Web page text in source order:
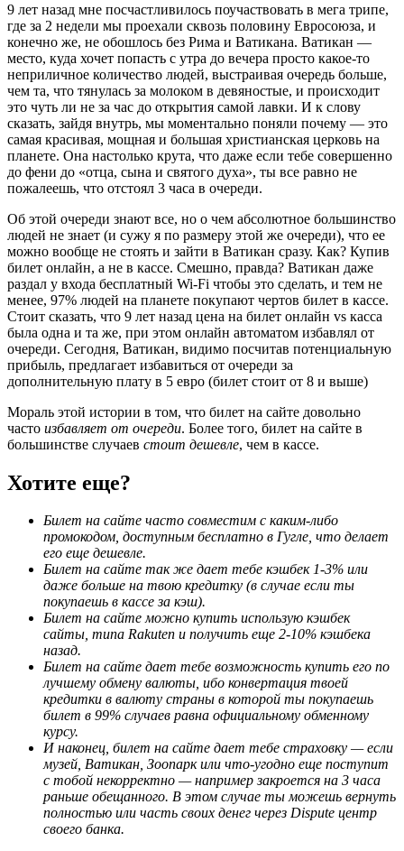
9 лет назад мне посчастливилось поучаствовать в мега трипе,
где за 2 недели мы проехали сквозь половину Евросоюза, и
конечно же, не обошлось без Рима и Ватикана. Ватикан —
место, куда хочет попасть с утра до вечера просто какое-то
неприличное количество людей, выстраивая очередь больше,
чем та, что тянулась за молоком в девяностые, и происходит
это чуть ли не за час до открытия самой лавки. И к слову
сказать, зайдя внутрь, мы моментально поняли почему — это
самая красивая, мощная и большая христианская церковь на
планете. Она настолько крута, что даже если тебе совершенно
до фени до «отца, сына и святого духа», ты все равно не
пожалеешь, что отстоял 3 часа в очереди.
Об этой очереди знают все, но о чем абсолютное большинство
людей не знает (и сужу я по размеру этой же очереди), что ее
можно вообще не стоять и зайти в Ватикан сразу. Как? Купив
билет онлайн, а не в кассе. Смешно, правда? Ватикан даже
раздал у входа бесплатный Wi-Fi чтобы это сделать, и тем не
менее, 97% людей на планете покупают чертов билет в кассе.
Стоит сказать, что 9 лет назад цена на билет онлайн vs касса
была одна и та же, при этом онлайн автоматом избавлял от
очереди. Сегодня, Ватикан, видимо посчитав потенциальную
прибыль, предлагает избавиться от очереди за
дополнительную плату в 5 евро (билет стоит от 8 и выше)
Мораль этой истории в том, что билет на сайте довольно
часто избавляет от очереди. Более того, билет на сайте в
большинстве случаев стоит дешевле, чем в кассе.
Хотите еще?
Билет на сайте часто совместим с каким-либо
промокодом, доступным бесплатно в Гугле, что делает
его еще дешевле.
Билет на сайте так же дает тебе кэшбек 1-3% или
даже больше на твою кредитку (в случае если ты
покупаешь в кассе за кэш).
Билет на сайте можно купить использую кэшбек
сайты, типа Rakuten и получить еще 2-10% кэшбека
назад.
Билет на сайте дает тебе возможность купить его по
лучшему обмену валюты, ибо конвертация твоей
кредитки в валюту страны в которой ты покупаешь
билет в 99% случаев равна официальному обменному
курсу.
И наконец, билет на сайте дает тебе страховку — если
музей, Ватикан, Зоопарк или что-угодно еще поступит
с тобой некорректно — например закроется на 3 часа
раньше обещанного. В этом случае ты можешь вернуть
полностью или часть своих денег через Dispute центр
своего банка.